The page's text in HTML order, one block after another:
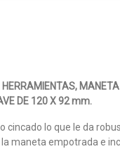
HERRAMIENTAS,
DE 120 X 92 mm.
cincado lo que le da
maneta empotrada e